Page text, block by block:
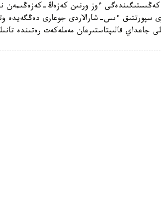
كەڭىستىگىندەگى ءوز ورنىن كەزەڭ-كەزەڭىمەن
سپورتتىق ءىس-شارالاردى جوعارى دەڭگەيدە
جاعداي قالىپتاستىرعان مەملەكەت رەتىندە